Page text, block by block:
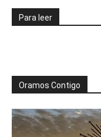
Para leer
Oramos Contigo